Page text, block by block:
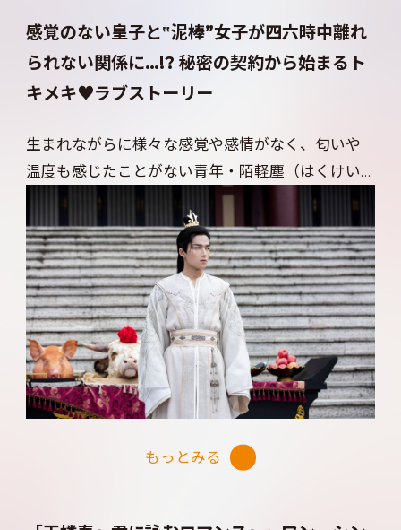
感覚のない皇子と‟泥棒”女子が四六時中離れ
られない関係に…!? 秘密の契約から始まるト
キメキ♥ラブストーリー
生まれながらに様々な感覚や感情がなく、匂いや
温度も感じたことがない青年・陌軽塵（はくけい
じん）は、災いを呼ぶ不吉な子として生を受けた
皇子。
感覚がないことを悟られないように、常に人と距離
を置き暮らしていた。そんな皇子の前に現れたの
が、窃盗や詐欺で生計を立てる‟泥棒”女子の林池
（りんち）。
彼女にぶつかった瞬間にこれまで知らなかった‟匂
い”を感じた陌軽塵は、林池に触れているときだけ
体温や痛み、味を感じることに気づく。彼女が犯
とを提案し、半ば強制的に同居契約を結ぶ陌軽
もっとみる